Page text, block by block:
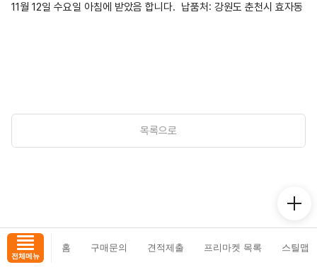
11월 12일 수요일 아침에 받았음 합니다. 납품처: 강원도 춘천시 효자동
목록으로
전체메뉴
홈 구매문의 견적제출 프리마켓 목록 스틸맵